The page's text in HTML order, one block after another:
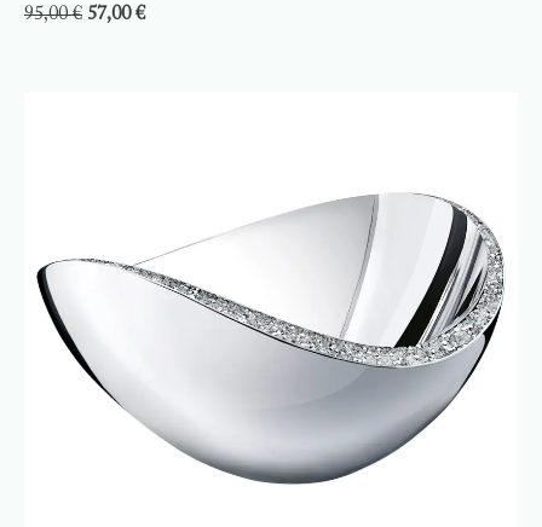
95,00€ 57,00€